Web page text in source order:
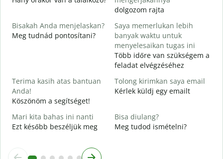
dolgozom rajta
Bisakah Anda menjelaskan?
Meg tudnád pontosítani?
Saya memerlukan lebih
banyak waktu untuk
menyelesaikan tugas ini
Több időre van szükségem a
feladat elvégzéséhez
Terima kasih atas bantuan
Anda!
Köszönöm a segítséget!
Tolong kirimkan saya email
Kérlek küldj egy emailt
Mari kita bahas ini nanti
Ezt később beszéljük meg
Bisa diulang?
Meg tudod ismételni?